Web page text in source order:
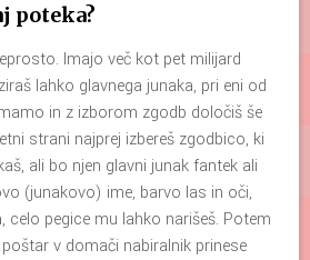
poteka?
Imajo več kot pet milijard
lahko glavnega junaka, pri eni od
in z izborom zgodb določiš še
strani najprej izbereš zgodbico, ki
ali bo njen glavni junak fantek ali
(junakovo) ime, barvo las in oči,
celo pegice mu lahko narišeš. Potem
v domači nabiralnik prinese